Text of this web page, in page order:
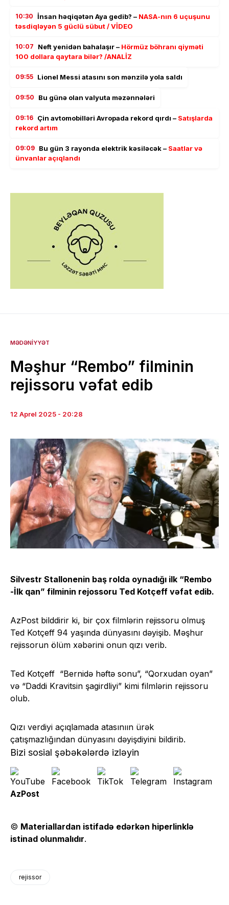
10:30 İnsan həqiqətən Aya gedib? – NASA-nın 6 uçuşunu
təsdiqləyən 5 güclü sübut / VİDEO
10:07 Neft yenidən bahalaşır – Hörmüz böhranı qiyməti
100 dollara qaytara bilər? /ANALİZ
09:55 Lionel Messi atasını son mənzilə yola saldı
09:50 Bu günə olan valyuta məzənnələri
09:16 Çin avtomobilləri Avropada rekord qırdı – Satışlarda
rekord artım
09:09 Bu gün 3 rayonda elektrik kəsiləcək – Saatlar və
ünvanlar açıqlandı
MƏDƏNIYYƏT
Məşhur “Rembo” filminin
rejissoru vəfat edib
12 Aprel 2025 - 20:28
Silvestr Stallonenin baş rolda oynadığı ilk “Rembo
-İlk qan” filminin rejossoru Ted Kotçeff vəfat edib.
AzPost bilddirir ki, bir çox filmlərin rejissoru olmuş
Ted Kotçeff 94 yaşında dünyasını dəyişib. Məşhur
rejissorun ölüm xəbərini onun qızı verib.
Ted Kotçeff “Bernidə həftə sonu”, “Qorxudan oyan”
və “Daddi Kravitsin şagirdliyi” kimi filmlərin rejissoru
olub.
Qızı verdiyi açıqlamada atasınıın ürək
çatışmazlığından dünyasını dəyişdiyini bildirib.
Bizi sosial şəbəkələrdə izləyin
AzPost
© Materiallardan istifadə edərkən hiperlinklə
istinad olunmalıdır.
rejissor